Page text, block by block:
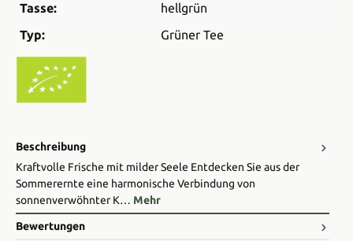
Tasse:
hellgrün
Typ:
Grüner Tee
Beschreibung
Kraftvolle Frische mit milder Seele Entdecken Sie aus der
Sommerernte eine harmonische Verbindung von
sonnenverwöhnter K… Mehr
Bewertungen